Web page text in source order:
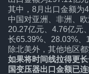
其中，8月出口金额为
中国对亚洲、非洲、
20.27亿元、4.76亿元
长65.39%、28.03%、
除北美外，其他地区都
如果将时间线拉得更
国变压器出口金额已连